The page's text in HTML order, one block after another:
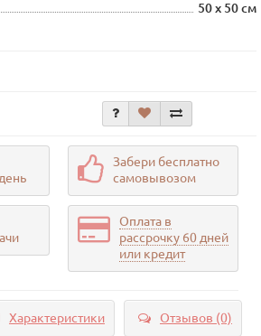
50 х 50 см
Забери бесплатно
самовывозом
Оплата в
рассрочку 60 дней
или кредит
Характеристики Отзывов (0)